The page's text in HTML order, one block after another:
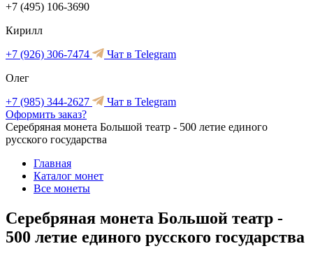
+7 (495) 106-3690
Кирилл
+7 (926) 306-7474
Чат в Telegram
Олег
+7 (985) 344-2627
Чат в Telegram
Оформить заказ?
Серебряная монета Большой театр - 500 летие единого
русского государства
Главная
Каталог монет
Все монеты
Серебряная монета Большой театр -
500 летие единого русского государства